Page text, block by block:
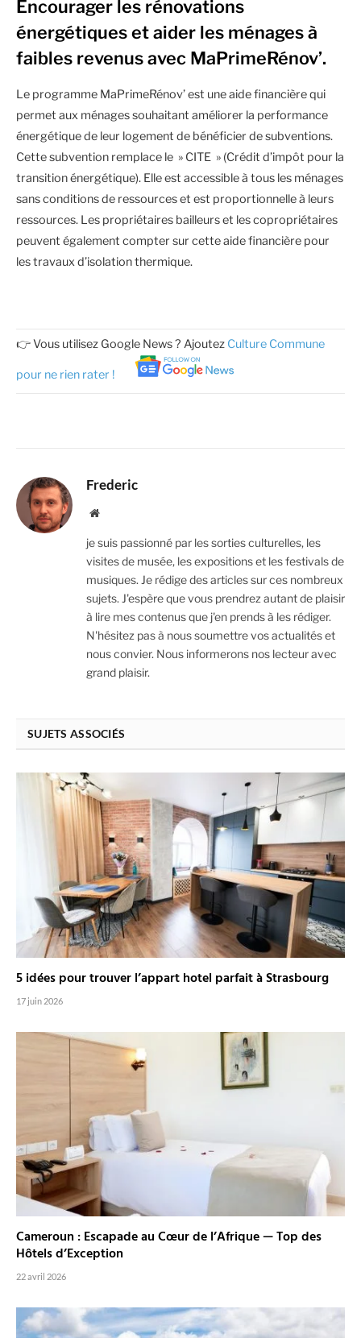
Encourager les rénovations
énergétiques et aider les ménages à
faibles revenus avec MaPrimeRénov’.
Le programme MaPrimeRénov’ est une aide financière qui
permet aux ménages souhaitant améliorer la performance
énergétique de leur logement de bénéficier de subventions.
Cette subvention remplace le » CITE » (Crédit d’impôt pour la
transition énergétique). Elle est accessible à tous les ménages
sans conditions de ressources et est proportionnelle à leurs
ressources. Les propriétaires bailleurs et les copropriétaires
peuvent également compter sur cette aide financière pour
les travaux d’isolation thermique.
👉 Vous utilisez Google News ? Ajoutez Culture Commune
pour ne rien rater !
Frederic
Website
je suis passionné par les sorties culturelles, les
visites de musée, les expositions et les festivals de
musiques. Je rédige des articles sur ces nombreux
sujets. J'espère que vous prendrez autant de plaisir
à lire mes contenus que j'en prends à les rédiger.
N'hésitez pas à nous soumettre vos actualités et
nous convier. Nous informerons nos lecteur avec
grand plaisir.
SUJETS ASSOCIÉS
5 idées pour trouver l’appart hotel parfait à Strasbourg
17 juin 2026
Cameroun : Escapade au Cœur de l’Afrique — Top des
Hôtels d’Exception
22 avril 2026